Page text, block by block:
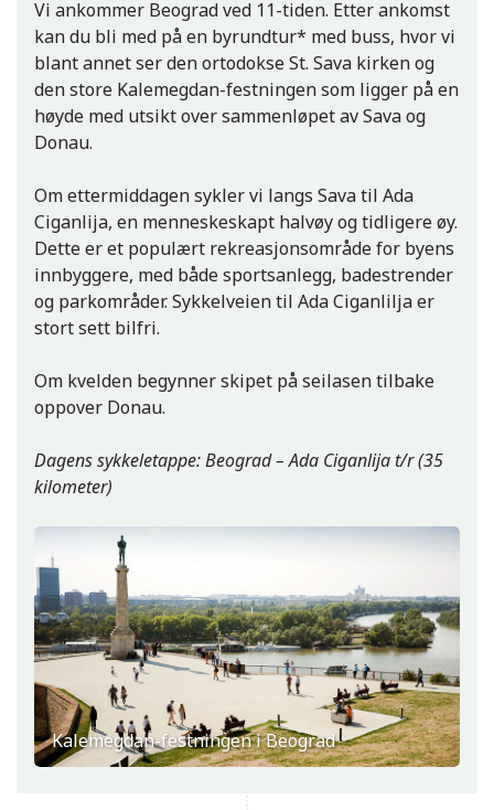
Vi ankommer Beograd ved 11-tiden. Etter ankomst
kan du bli med på en byrundtur* med buss, hvor vi
blant annet ser den ortodokse St. Sava kirken og
den store Kalemegdan-festningen som ligger på en
høyde med utsikt over sammenløpet av Sava og
Donau.
Om ettermiddagen sykler vi langs Sava til Ada
Ciganlija, en menneskeskapt halvøy og tidligere øy.
Dette er et populært rekreasjonsområde for byens
innbyggere, med både sportsanlegg, badestrender
og parkområder. Sykkelveien til Ada Ciganlilja er
stort sett bilfri.
Om kvelden begynner skipet på seilasen tilbake
oppover Donau.
Dagens sykkeletappe: Beograd – Ada Ciganlija t/r (35
kilometer)
Kalemegdan-festningen i Beograd